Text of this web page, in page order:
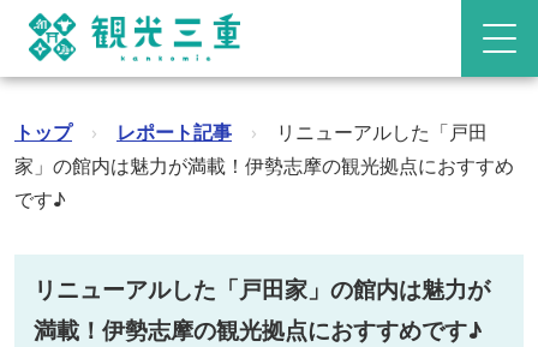
トップ › レポート記事 ›
リニューアルした「戸田
家」の館内は魅力が満載！伊勢志摩の観光拠点におすすめ
です♪
リニューアルした「戸田家」の館内は魅力が
満載！伊勢志摩の観光拠点におすすめです♪